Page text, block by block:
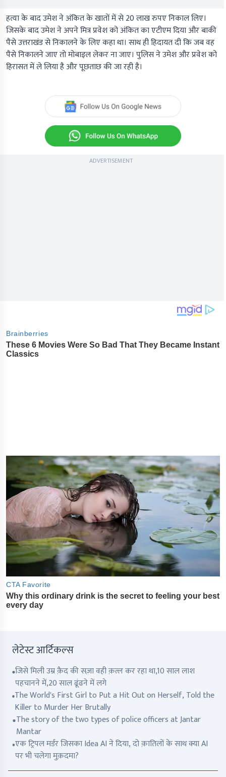
हत्या के बाद उमेश ने अंकित के खातों में से 20 लाख रुपए निकाल लिए।
जिसके बाद उमेश ने अपने मित्र प्रवेश को अंकित का एटीएम दिया और बाकी
पैसे उत्तराखंड से निकालने के लिए कहा था। साथ ही हिदायत दी कि जब वह
पैसे निकालने जाए तो मोबाइल लेकर ना जाए। पुलिस ने उमेश और प्रवेश को
हिरासत में ले लिया है और पूछताछ की जा रही है।
ADVERTISEMENT
लेटेस्ट आर्टिकल्स
जिसे मिली उम्र क़ैद की सज़ा वही क़त्ल कर रहा था,10 साल लाश
पहचानने में,20 साल ढूंढने में लगे
The World's First Girl to Put a Hit Out on Herself, Told the
Killer to Murder Her Brutally
The story of the two types of police officers at Jantar
Mantar
एक ट्रिपल मर्डर जिसका Idea AI ने दिया, दो क़ातिलों के साथ क्या AI
पर भी चलेगा मुक़दमा?